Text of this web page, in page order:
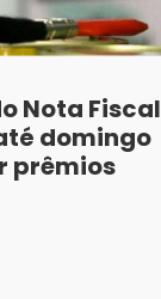
Nota Fiscal
domingo
prêmios